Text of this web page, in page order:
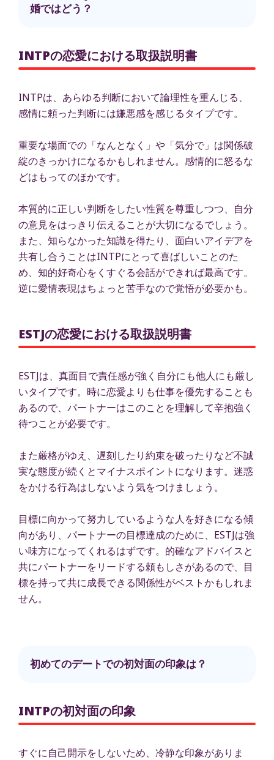
婚ではどう？
INTPの恋愛における取扱説明書
INTPは、あらゆる判断において論理性を重んじる、
感情に頼った判断には嫌悪感を感じるタイプです。
重要な場面での「なんとなく」や「気分で」は関係破
綻のきっかけになるかもしれません。感情的に怒るな
どはもってのほかです。
本質的に正しい判断をしたい性質を尊重しつつ、自分
の意見をはっきり伝えることが大切になるでしょう。
また、知らなかった知識を得たり、面白いアイデアを
共有し合うことはINTPにとって喜ばしいことのた
め、知的好奇心をくすぐる会話ができれば最高です。
逆に愛情表現はちょっと苦手なので覚悟が必要かも。
ESTJの恋愛における取扱説明書
ESTJは、真面目で責任感が強く自分にも他人にも厳し
いタイプです。時に恋愛よりも仕事を優先することも
あるので、パートナーはこのことを理解して辛抱強く
待つことが必要です。
また厳格がゆえ、遅刻したり約束を破ったりなど不誠
実な態度が続くとマイナスポイントになります。迷惑
をかける行為はしないよう気をつけましょう。
目標に向かって努力しているような人を好きになる傾
向があり、パートナーの目標達成のために、ESTJは強
い味方になってくれるはずです。的確なアドバイスと
共にパートナーをリードする頼もしさがあるので、目
標を持って共に成長できる関係性がベストかもしれま
せん。
初めてのデートでの初対面の印象は？
INTPの初対面の印象
すぐに自己開示をしないため、冷静な印象がありま